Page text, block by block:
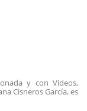
y con Videos,
Cisneros García, es